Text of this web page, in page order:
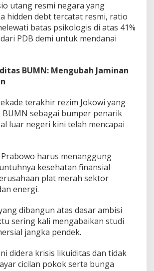
utang resmi negara yang
hidden debt tercatat resmi, ratio
batas psikologis di atas 41%
PDB demi untuk mendanai
BUMN: Mengubah Jaminan
terakhir rezim Jokowi yang
sebagai bumper penarik
luar negeri kini telah mencapai
harus menanggung
kesehatan finansial
plat merah sektor
energi.
dibangun atas dasar ambisi
sering kali mengabaikan studi
jangka pendek.
didera krisis likuiditas dan tidak
cicilan pokok serta bunga